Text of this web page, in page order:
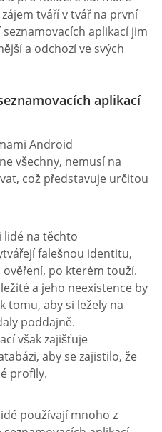
tváří v tvář na první
aplikací jim
a odchozí ve svých
aplikací
Android
všechny, nemusí na
což představuje určitou
lidé na těchto
falešnou identitu,
po kterém touží.
a jeho neexistence by
tomu, aby si ležely na
poddajně.
však zajišťuje
aby se zajistilo, že
profily.
používají mnoho z